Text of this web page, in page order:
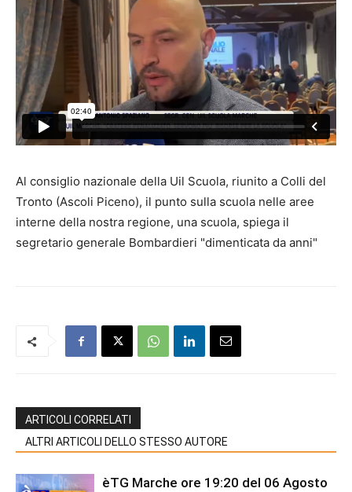
Al consiglio nazionale della Uil Scuola, riunito a Colli del
Tronto (Ascoli Piceno), il punto sulla scuola nelle aree
interne della nostra regione, una scuola, spiega il
segretario generale Bombardieri "dimenticata da anni"
ARTICOLI CORRELATI
ALTRI ARTICOLI DELLO STESSO AUTORE
èTG Marche ore 19:20 del 06 Agosto